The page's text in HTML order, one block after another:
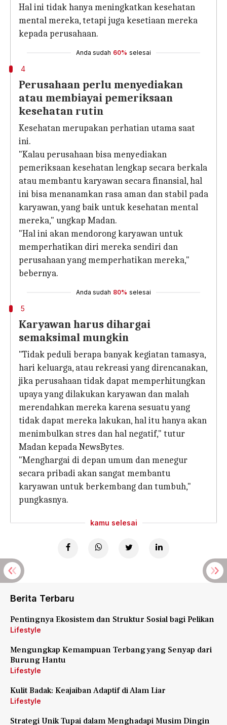
Hal ini tidak hanya meningkatkan kesehatan
mental mereka, tetapi juga kesetiaan mereka
kepada perusahaan.
Anda sudah 60% selesai
4
Perusahaan perlu menyediakan
atau membiayai pemeriksaan
kesehatan rutin
Kesehatan merupakan perhatian utama saat
ini.
"Kalau perusahaan bisa menyediakan
pemeriksaan kesehatan lengkap secara berkala
atau membantu karyawan secara finansial, hal
ini bisa menanamkan rasa aman dan stabil pada
karyawan, yang baik untuk kesehatan mental
mereka," ungkap Madan.
"Hal ini akan mendorong karyawan untuk
memperhatikan diri mereka sendiri dan
perusahaan yang memperhatikan mereka,"
bebernya.
Anda sudah 80% selesai
5
Karyawan harus dihargai
semaksimal mungkin
"Tidak peduli berapa banyak kegiatan tamasya,
hari keluarga, atau rekreasi yang direncanakan,
jika perusahaan tidak dapat memperhitungkan
upaya yang dilakukan karyawan dan malah
merendahkan mereka karena sesuatu yang
tidak dapat mereka lakukan, hal itu hanya akan
menimbulkan stres dan hal negatif," tutur
Madan kepada NewsBytes.
"Menghargai di depan umum dan menegur
secara pribadi akan sangat membantu
karyawan untuk berkembang dan tumbuh,"
pungkasnya.
kamu selesai
Berita Terbaru
Pentingnya Ekosistem dan Struktur Sosial bagi Pelikan
Lifestyle
Mengungkap Kemampuan Terbang yang Senyap dari
Burung Hantu
Lifestyle
Kulit Badak: Keajaiban Adaptif di Alam Liar
Lifestyle
Strategi Unik Tupai dalam Menghadapi Musim Dingin